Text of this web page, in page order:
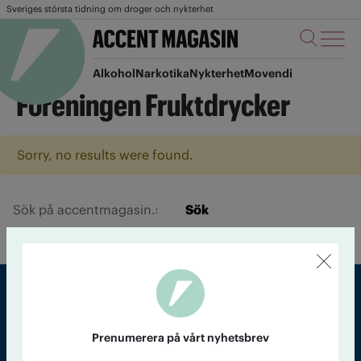
Sveriges största tidning om droger och nykterhet
AlkoholNarkotikaNykterhetMovendi
Föreningen Fruktdrycker
Sorry, no results were found.
Sök
Prenumerera på vårt nyhetsbrev